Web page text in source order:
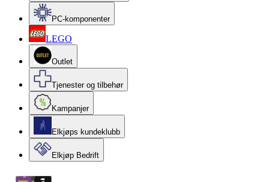
PC-komponenter
LEGO
Outlet
Tjenester og tilbehør
Kampanjer
Elkjøps kundeklubb
Elkjøp Bedrift